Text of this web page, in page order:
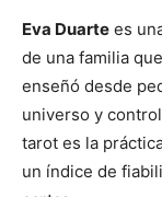
Eva Duarte es
de una familia
enseñó desde
universo y
tarot es la
un índice de